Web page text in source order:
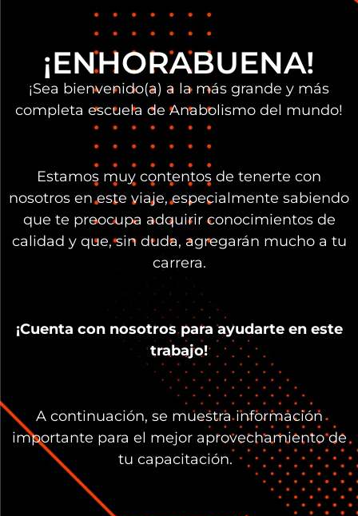
¡ENHORABUENA!
¡Sea bienvenido(a) a la más grande y más
completa escuela de Anabolismo del mundo!
Estamos muy contentos de tenerte con
nosotros en este viaje, especialmente sabiendo
que te preocupa adquirir conocimientos de
calidad y que, sin duda, agregarán mucho a tu
carrera.
¡Cuenta con nosotros para ayudarte en este
trabajo!
A continuación, se muestra información
importante para el mejor aprovechamiento de
tu capacitación.